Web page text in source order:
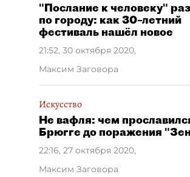
"Послание к человеку"
по городу: как 30–летний
фестиваль нашёл новое
21:52, 30 октября 2020,
Максим Заговора
Искусство
Не вафля: чем
Брюгге до поражения
22:16, 27 октября 2020,
Максим Заговора